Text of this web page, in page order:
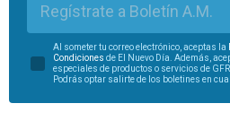
Regístrate a Boletín A.M.
Al someter tu correo electrónico, aceptas la
Condiciones de El Nuevo Día. Además,
especiales de productos o servicios de
Podrás optar salirte de los boletines en